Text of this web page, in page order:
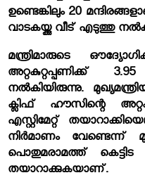
ഉണ്ടെങ്കിലും 20
വാടകയ്ക്കു വീട് എടുത്തു
മന്ത്രിമാരുടെ
അറ്റകുറ്റപ്പണിക്ക്
നല്‍കിയിരുന്നു.
ക്ലിഫ് ഹൗസിന്റെ
എസ്റ്റിമേറ്റ്
നിര്‍മാണം വേണ്ടെന്ന്
പൊതുമരാമത്ത് കെട്ടിട
തയാറാക്കുകയാണ്.